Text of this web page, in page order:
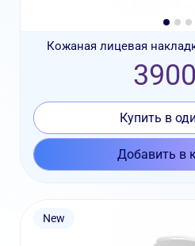
Кожаная лицевая
Купить в
Добавить в
New